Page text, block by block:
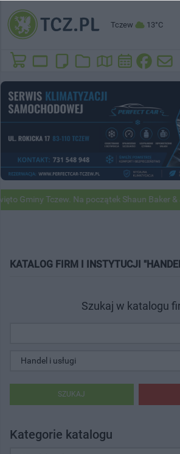
Tczew 13°C
Tczew. Na początek Shaun Baker &
KATALOG FIRM I INSTYTUCJI
Szukaj w katalogu
SZUKAJ
Kategorie katalogu